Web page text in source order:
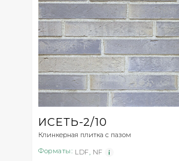
ИСЕТЬ-2/10
Клинкерная плитка с пазом
Форматы: LDF, NF